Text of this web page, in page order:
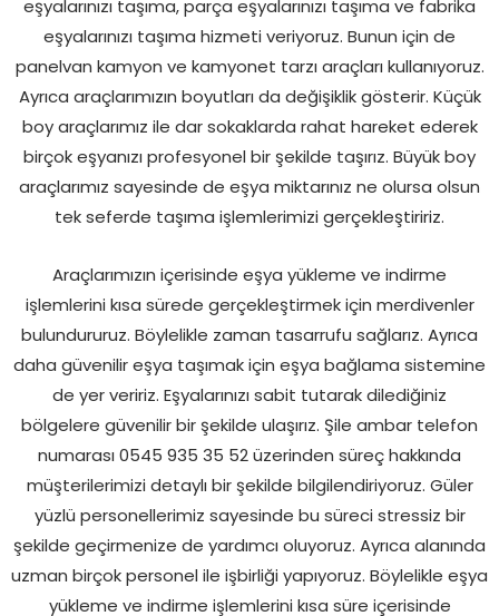
eşyalarınızı taşıma, parça eşyalarınızı taşıma ve fabrika
eşyalarınızı taşıma hizmeti veriyoruz. Bunun için de
panelvan kamyon ve kamyonet tarzı araçları kullanıyoruz.
Ayrıca araçlarımızın boyutları da değişiklik gösterir. Küçük
boy araçlarımız ile dar sokaklarda rahat hareket ederek
birçok eşyanızı profesyonel bir şekilde taşırız. Büyük boy
araçlarımız sayesinde de eşya miktarınız ne olursa olsun
tek seferde taşıma işlemlerimizi gerçekleştiririz.
Araçlarımızın içerisinde eşya yükleme ve indirme
işlemlerini kısa sürede gerçekleştirmek için merdivenler
bulundururuz. Böylelikle zaman tasarrufu sağlarız. Ayrıca
daha güvenilir eşya taşımak için eşya bağlama sistemine
de yer veririz. Eşyalarınızı sabit tutarak dilediğiniz
bölgelere güvenilir bir şekilde ulaşırız. Şile ambar telefon
numarası 0545 935 35 52 üzerinden süreç hakkında
müşterilerimizi detaylı bir şekilde bilgilendiriyoruz. Güler
yüzlü personellerimiz sayesinde bu süreci stressiz bir
şekilde geçirmenize de yardımcı oluyoruz. Ayrıca alanında
uzman birçok personel ile işbirliği yapıyoruz. Böylelikle eşya
yükleme ve indirme işlemlerini kısa süre içerisinde